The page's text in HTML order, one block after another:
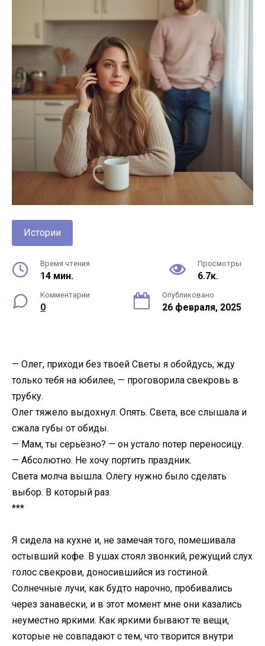
Истории
Время чтения
14 мин.
Просмотры
6.7к.
Комментарии
0
Опубликовано
26 февраля, 2025
— Олег, приходи без твоей Светы я обойдусь, жду
только тебя на юбилее, — проговорила свекровь в
трубку.
Олег тяжело выдохнул. Опять. Света, все слышала и
сжала губы от обиды.
— Мам, ты серьёзно? — он устало потер переносицу.
— Абсолютно. Не хочу портить праздник.
Света молча вышла. Олегу нужно было сделать
выбор. В который раз.
***
Я сидела на кухне и, не замечая того, помешивала
остывший кофе. В ушах стоял звонкий, режущий слух
голос свекрови, доносившийся из гостиной.
Солнечные лучи, как будто нарочно, пробивались
через занавески, и в этот момент мне они казались
неуместно яркими. Как яркими бывают те вещи,
которые не совпадают с тем, что творится внутри